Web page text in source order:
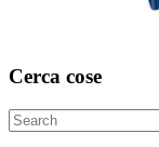
Cerca cose
Search
for: